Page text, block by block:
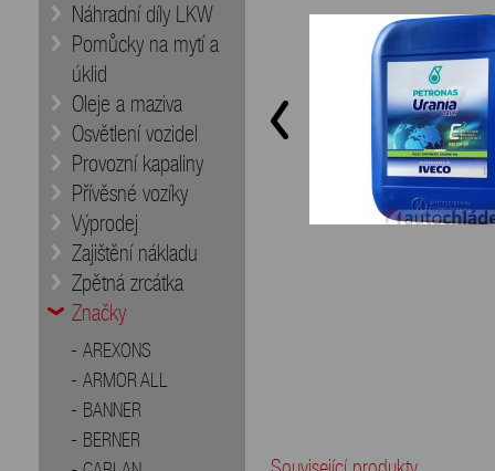
Náhradní díly LKW
Pomůcky na mytí a
úklid
Oleje a maziva
Osvětlení vozidel
Provozní kapaliny
Přívěsné vozíky
Výprodej
Zajištění nákladu
Zpětná zrcátka
Značky
AREXONS
ARMOR ALL
BANNER
BERNER